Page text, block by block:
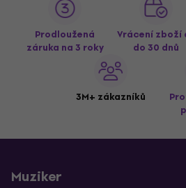
Prodloužená
záruka na 3 roky
Vrácení zboží
do 30 dnů
3M+ zákazníků
Muziker